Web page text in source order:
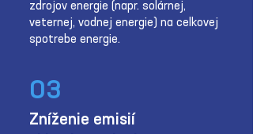
zdrojov energie (napr. solárnej,
veternej, vodnej energie) na celkovej
spotrebe energie.
03
Zníženie emisií